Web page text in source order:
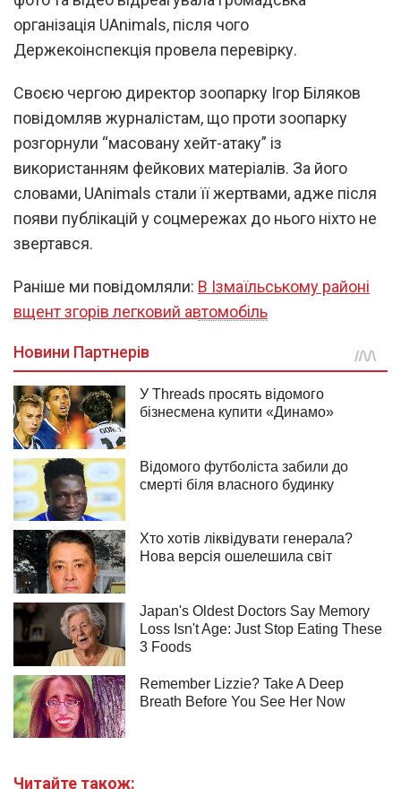
організація UAnimals, після чого
Держекоінспекція провела перевірку.
Своєю чергою директор зоопарку Ігор Біляков
повідомляв журналістам, що проти зоопарку
розгорнули “масовану хейт-атаку” із
використанням фейкових матеріалів. За його
словами, UAnimals стали її жертвами, адже після
появи публікацій у соцмережах до нього ніхто не
звертався.
Раніше ми повідомляли: В Ізмаїльському районі
вщент згорів легковий автомобіль
Читайте також: